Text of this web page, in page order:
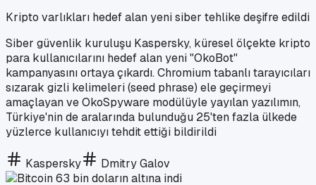
Kripto varlıkları hedef alan yeni siber tehlike deşifre edildi
Siber güvenlik kuruluşu Kaspersky, küresel ölçekte kripto
para kullanıcılarını hedef alan yeni "OkoBot"
kampanyasını ortaya çıkardı. Chromium tabanlı tarayıcıları
sızarak gizli kelimeleri (seed phrase) ele geçirmeyi
amaçlayan ve OkoSpyware modülüyle yayılan yazılımın,
Türkiye'nin de aralarında bulunduğu 25'ten fazla ülkede
yüzlerce kullanıcıyı tehdit ettiği bildirildi
Kaspersky Dmitry Galov